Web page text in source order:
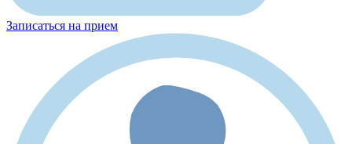
Записаться на прием